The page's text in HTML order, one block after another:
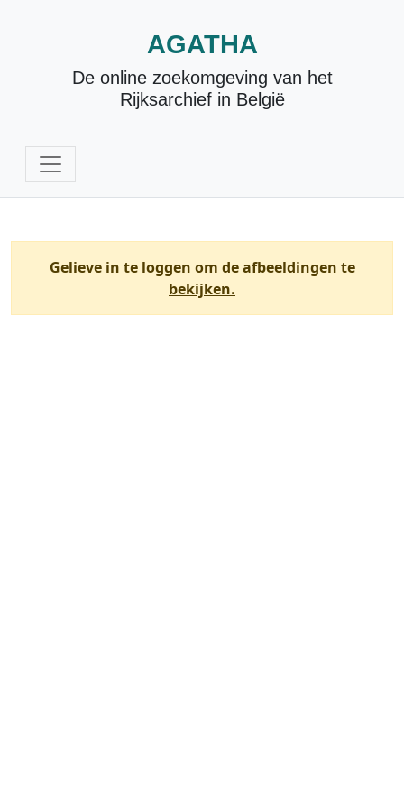
AGATHA
De online zoekomgeving van het
Rijksarchief in België
Gelieve in te loggen om de afbeeldingen te
bekijken.